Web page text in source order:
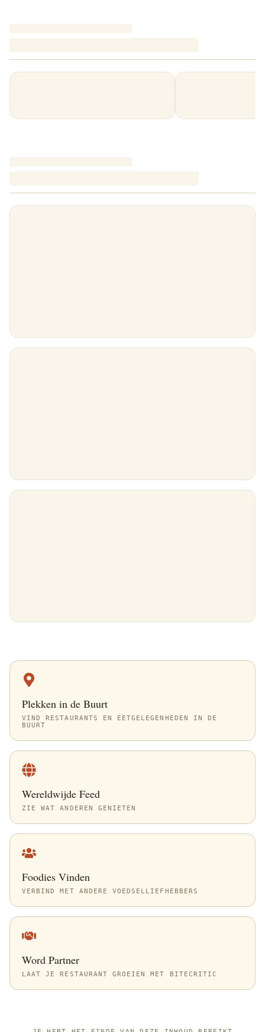
Plekken in de Buurt
VIND RESTAURANTS EN EETGELEGENHEDEN IN DE
BUURT
Wereldwijde Feed
ZIE WAT ANDEREN GENIETEN
Foodies Vinden
VERBIND MET ANDERE VOEDSELLIEFHEBBERS
Word Partner
LAAT JE RESTAURANT GROEIEN MET BITECRITIC